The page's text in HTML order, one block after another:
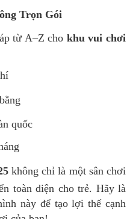
Trọn Gói
từ A–Z cho khu vui chơi
quốc
không chỉ là một sân chơi
toàn diện cho trẻ. Hãy là
này để tạo lợi thế cạnh